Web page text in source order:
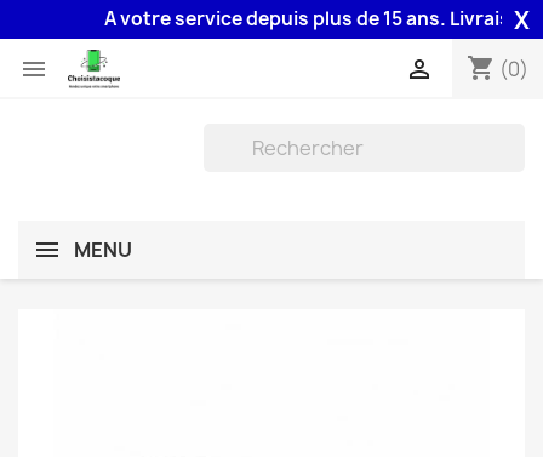
A votre service depuis plus de 15 ans. LivraisonX
 shopping_cart (0)

MENU